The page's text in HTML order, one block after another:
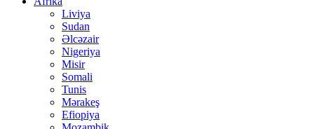
Liviya
Sudan
Əlcəzair
Nigeriya
Misir
Somali
Tunis
Mərakeş
Efiopiya